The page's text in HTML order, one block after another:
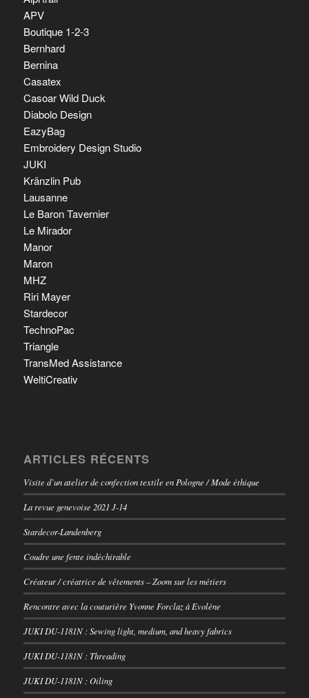
APV
Boutique 1-2-3
Bernhard
Bernina
Casatex
Casoar Wild Duck
Diabolo Design
EazyBag
Embroidery Design Studio
JUKI
Kränzlin Pub
Lausanne
Le Baron Tavernier
Le Mirador
Manor
Maron
MHZ
Riri Mayer
Stardecor
TechnoPac
Triangle
TransMed Assistance
WeltiCreativ
ARTICLES RÉCENTS
Visite d’un atelier de confection textile en Pologne / Mode éthique
La revue genevoise 2021 J-14
Stardecor-Landenberg
Coudre une fente indéchirable
Créateur / créatrice de vêtements – Zoom sur les métiers
Rencontre avec la couturière Yvonne Forclaz à Evolène
JUKI DU-1181N : Sewing light, medium, and heavy fabrics
JUKI DU-1181N : Threading
JUKI DU-1181N : Oiling